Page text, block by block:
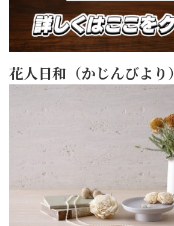
花人日和（かじんびより）